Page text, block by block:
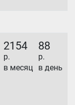
2154
р.
в месяц
88
р.
в день